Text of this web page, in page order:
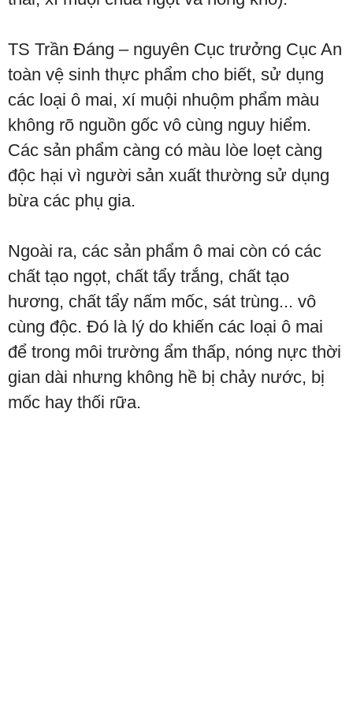
TS Trần Đáng – nguyên Cục trưởng Cục An
toàn vệ sinh thực phẩm cho biết, sử dụng
các loại ô mai, xí muội nhuộm phẩm màu
không rõ nguồn gốc vô cùng nguy hiểm.
Các sản phẩm càng có màu lòe loẹt càng
độc hại vì người sản xuất thường sử dụng
bừa các phụ gia.
Ngoài ra, các sản phẩm ô mai còn có các
chất tạo ngọt, chất tẩy trắng, chất tạo
hương, chất tẩy nấm mốc, sát trùng... vô
cùng độc. Đó là lý do khiến các loại ô mai
để trong môi trường ẩm thấp, nóng nực thời
gian dài nhưng không hề bị chảy nước, bị
mốc hay thối rữa.